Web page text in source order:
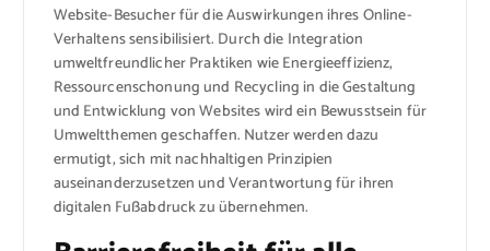
Website-Besucher für die Auswirkungen ihres Online-
Verhaltens sensibilisiert. Durch die Integration
umweltfreundlicher Praktiken wie Energieeffizienz,
Ressourcenschonung und Recycling in die Gestaltung
und Entwicklung von Websites wird ein Bewusstsein für
Umweltthemen geschaffen. Nutzer werden dazu
ermutigt, sich mit nachhaltigen Prinzipien
auseinanderzusetzen und Verantwortung für ihren
digitalen Fußabdruck zu übernehmen.